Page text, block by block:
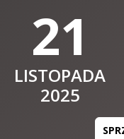
21
LISTOPADA
2025